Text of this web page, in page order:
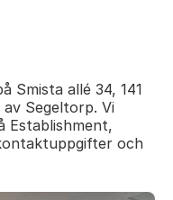
Smista allé 34, 141
Segeltorp. Vi
Establishment,
och